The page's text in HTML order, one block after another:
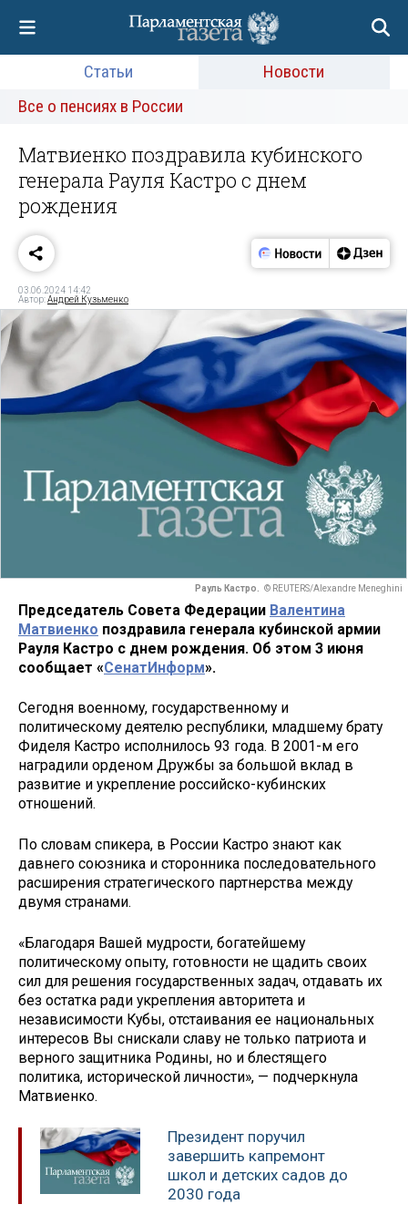
Статьи
Новости
Все о пенсиях в России
Матвиенко поздравила кубинского
генерала Рауля Кастро с днем
рождения
03.06.2024 14:42
Автор:Андрей Кузьменко
Рауль Кастро. © REUTERS/Alexandre Meneghini
Председатель Совета Федерации Валентина
Матвиенко поздравила генерала кубинской армии
Рауля Кастро с днем рождения. Об этом 3 июня
сообщает «СенатИнформ».
Сегодня военному, государственному и
политическому деятелю республики, младшему брату
Фиделя Кастро исполнилось 93 года. В 2001-м его
наградили орденом Дружбы за большой вклад в
развитие и укрепление российско-кубинских
отношений.
По словам спикера, в России Кастро знают как
давнего союзника и сторонника последовательного
расширения стратегического партнерства между
двумя странами.
«Благодаря Вашей мудрости, богатейшему
политическому опыту, готовности не щадить своих
сил для решения государственных задач, отдавать их
без остатка ради укрепления авторитета и
независимости Кубы, отстаивания ее национальных
интересов Вы снискали славу не только патриота и
верного защитника Родины, но и блестящего
политика, исторической личности», — подчеркнула
Матвиенко.
Президент поручил
завершить капремонт
школ и детских садов до
2030 года